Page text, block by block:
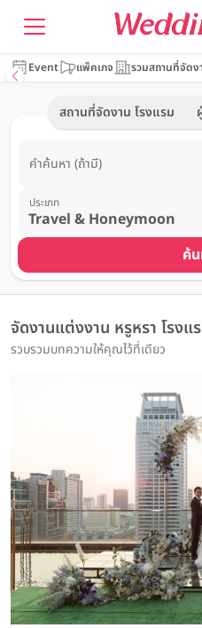
Event แพ็คเกจ รวมสถานที่จัดง
สถานที่จัดงาน โรงแรม
คำค้นหา (ถ้ามี)
ประเภท
ค้
จัดงานแต่งงาน หรูหรา โรงแ
รวบรวมบทความให้คุณไว้ที่เดียว